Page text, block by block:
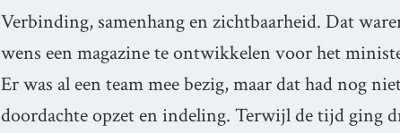
Verbinding, samenhang en zichtbaarheid. Dat
wens een magazine te ontwikkelen voor het
Er was al een team mee bezig, maar dat had nog
doordachte opzet en indeling. Terwijl de tijd ging